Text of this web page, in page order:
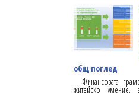
общ поглед
Финансовата
житейско умение,